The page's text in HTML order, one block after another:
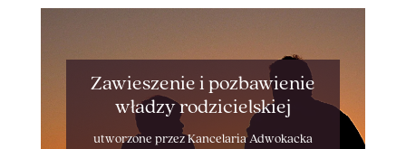
Zawieszenie i pozbawienie
władzy rodzicielskiej
utworzone przezKancelaria Adwokacka